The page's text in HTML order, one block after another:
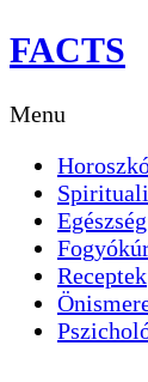
FACTS
Menu
Receptek